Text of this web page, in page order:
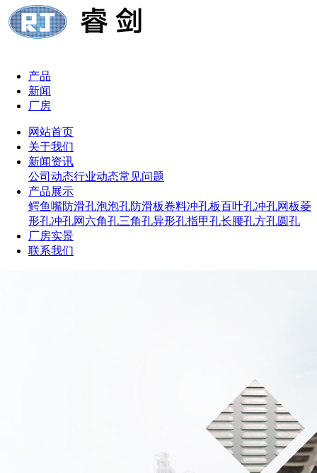
产品
新闻
厂房
网站首页
关于我们
新闻资讯
公司动态行业动态常见问题
产品展示
鳄鱼嘴防滑孔泡泡孔防滑板卷料冲孔板百叶孔冲孔网板菱
形孔冲孔网 六角孔三角孔异形孔指甲孔长腰孔方孔圆孔
厂房实景
联系我们